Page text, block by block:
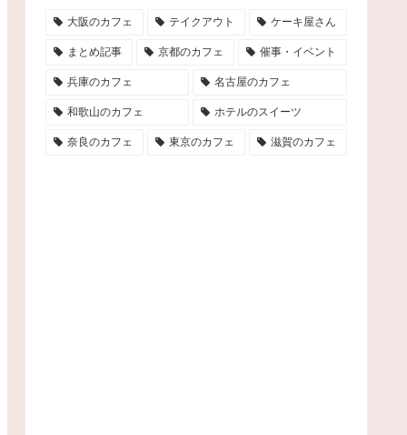
大阪のカフェ テイクアウト ケーキ屋さん
まとめ記事 京都のカフェ 催事・イベント
兵庫のカフェ 名古屋のカフェ
和歌山のカフェ ホテルのスイーツ
奈良のカフェ 東京のカフェ 滋賀のカフェ